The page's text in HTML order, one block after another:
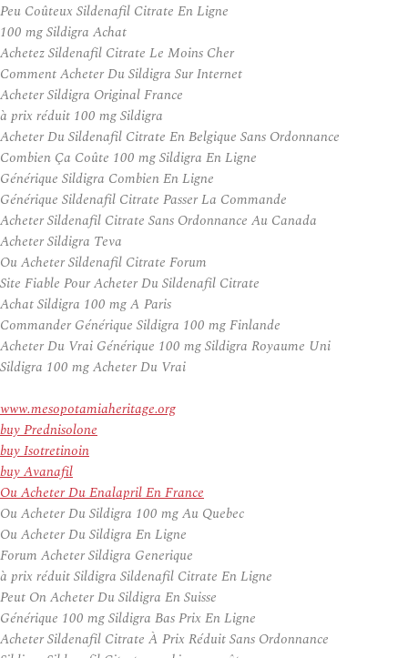
Peu Coûteux Sildenafil Citrate En Ligne
100 mg Sildigra Achat
Achetez Sildenafil Citrate Le Moins Cher
Comment Acheter Du Sildigra Sur Internet
Acheter Sildigra Original France
à prix réduit 100 mg Sildigra
Acheter Du Sildenafil Citrate En Belgique Sans Ordonnance
Combien Ça Coûte 100 mg Sildigra En Ligne
Générique Sildigra Combien En Ligne
Générique Sildenafil Citrate Passer La Commande
Acheter Sildenafil Citrate Sans Ordonnance Au Canada
Acheter Sildigra Teva
Ou Acheter Sildenafil Citrate Forum
Site Fiable Pour Acheter Du Sildenafil Citrate
Achat Sildigra 100 mg A Paris
Commander Générique Sildigra 100 mg Finlande
Acheter Du Vrai Générique 100 mg Sildigra Royaume Uni
Sildigra 100 mg Acheter Du Vrai
www.mesopotamiaheritage.org
buy Prednisolone
buy Isotretinoin
buy Avanafil
Ou Acheter Du Enalapril En France
Ou Acheter Du Sildigra 100 mg Au Quebec
Ou Acheter Du Sildigra En Ligne
Forum Acheter Sildigra Generique
à prix réduit Sildigra Sildenafil Citrate En Ligne
Peut On Acheter Du Sildigra En Suisse
Générique 100 mg Sildigra Bas Prix En Ligne
Acheter Sildenafil Citrate À Prix Réduit Sans Ordonnance